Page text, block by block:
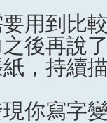
用到比
後再說
，持續
你寫字